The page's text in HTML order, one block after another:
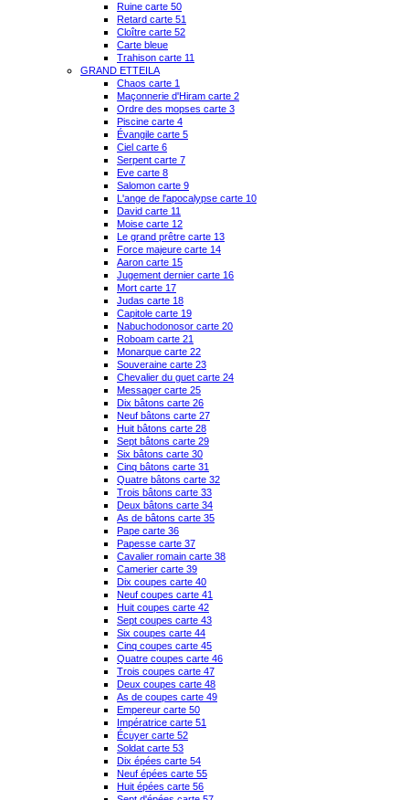
Ruine carte 50
Retard carte 51
Cloître carte 52
Carte bleue
Trahison carte 11
GRAND ETTEILA
Chaos carte 1
Maçonnerie d'Hiram carte 2
Ordre des mopses carte 3
Piscine carte 4
Évangile carte 5
Ciel carte 6
Serpent carte 7
Eve carte 8
Salomon carte 9
L'ange de l'apocalypse carte 10
David carte 11
Moise carte 12
Le grand prêtre carte 13
Force majeure carte 14
Aaron carte 15
Jugement dernier carte 16
Mort carte 17
Judas carte 18
Capitole carte 19
Nabuchodonosor carte 20
Roboam carte 21
Monarque carte 22
Souveraine carte 23
Chevalier du guet carte 24
Messager carte 25
Dix bâtons carte 26
Neuf bâtons carte 27
Huit bâtons carte 28
Sept bâtons carte 29
Six bâtons carte 30
Cinq bâtons carte 31
Quatre bâtons carte 32
Trois bâtons carte 33
Deux bâtons carte 34
As de bâtons carte 35
Pape carte 36
Papesse carte 37
Cavalier romain carte 38
Camerier carte 39
Dix coupes carte 40
Neuf coupes carte 41
Huit coupes carte 42
Sept coupes carte 43
Six coupes carte 44
Cinq coupes carte 45
Quatre coupes carte 46
Trois coupes carte 47
Deux coupes carte 48
As de coupes carte 49
Empereur carte 50
Impératrice carte 51
Écuyer carte 52
Soldat carte 53
Dix épées carte 54
Neuf épées carte 55
Huit épées carte 56